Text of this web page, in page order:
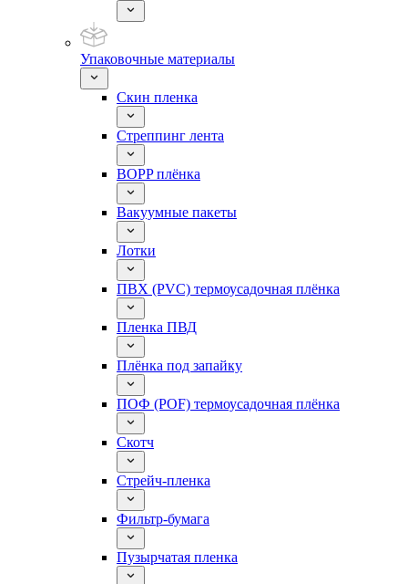
Упаковочные материалы
Скин пленка
Стреппинг лента
BOPP плёнка
Вакуумные пакеты
Лотки
ПВХ (PVC) термоусадочная плёнка
Пленка ПВД
Плёнка под запайку
ПОФ (POF) термоусадочная плёнка
Скотч
Стрейч-пленка
Фильтр-бумага
Пузырчатая пленка